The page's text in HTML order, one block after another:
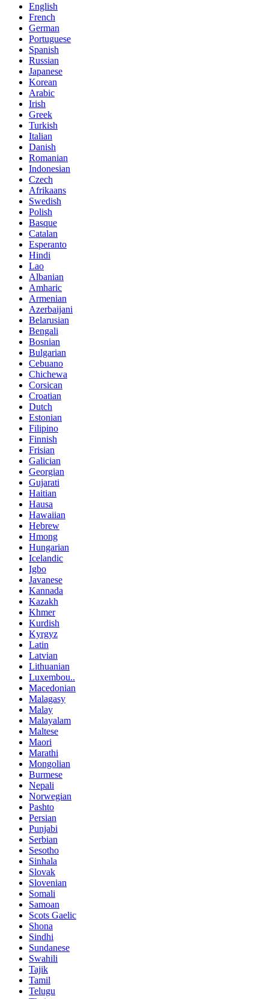
English
French
German
Portuguese
Spanish
Russian
Japanese
Korean
Arabic
Irish
Greek
Turkish
Italian
Danish
Romanian
Indonesian
Czech
Afrikaans
Swedish
Polish
Basque
Catalan
Esperanto
Hindi
Lao
Albanian
Amharic
Armenian
Azerbaijani
Belarusian
Bengali
Bosnian
Bulgarian
Cebuano
Chichewa
Corsican
Croatian
Dutch
Estonian
Filipino
Finnish
Frisian
Galician
Georgian
Gujarati
Haitian
Hausa
Hawaiian
Hebrew
Hmong
Hungarian
Icelandic
Igbo
Javanese
Kannada
Kazakh
Khmer
Kurdish
Kyrgyz
Latin
Latvian
Lithuanian
Luxembou..
Macedonian
Malagasy
Malay
Malayalam
Maltese
Maori
Marathi
Mongolian
Burmese
Nepali
Norwegian
Pashto
Persian
Punjabi
Serbian
Sesotho
Sinhala
Slovak
Slovenian
Somali
Samoan
Scots Gaelic
Shona
Sindhi
Sundanese
Swahili
Tajik
Tamil
Telugu